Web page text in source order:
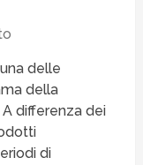
delle
della
differenza dei
di